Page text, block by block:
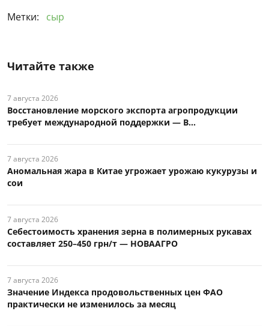
Метки:
сыр
Читайте также
7 августа 2026
Восстановление морского экспорта агропродукции
требует международной поддержки — В...
7 августа 2026
Аномальная жара в Китае угрожает урожаю кукурузы и
сои
7 августа 2026
Себестоимость хранения зерна в полимерных рукавах
составляет 250–450 грн/т — НОВААГРО
7 августа 2026
Значение Индекса продовольственных цен ФАО
практически не изменилось за месяц